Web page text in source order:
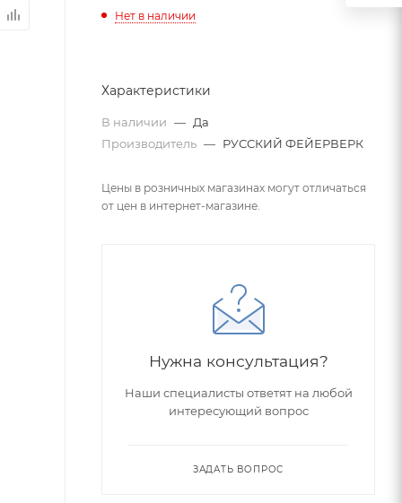
Нет в наличии
Характеристики
В наличии — Да
Производитель — РУССКИЙ ФЕЙЕРВЕРК
Цены в розничных магазинах могут отличаться
от цен в интернет-магазине.
Нужна консультация?
Наши специалисты ответят на любой
интересующий вопрос
ЗАДАТЬ ВОПРОС